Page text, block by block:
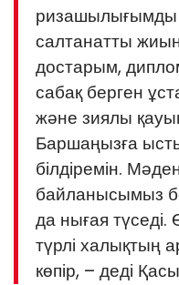
ризашылығымды
салтанатты
достарым,
сабақ берген
және зиялы
Баршаңызға
білдіремін.
байланысымыз
да нығая
түрлі халықтың
көпір, – деді